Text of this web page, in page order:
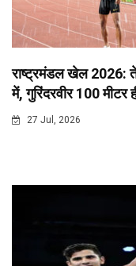
राष्ट्रमंडल खेल 2026:
में, गुरिंदरवीर 100 मीटर
27 Jul, 2026